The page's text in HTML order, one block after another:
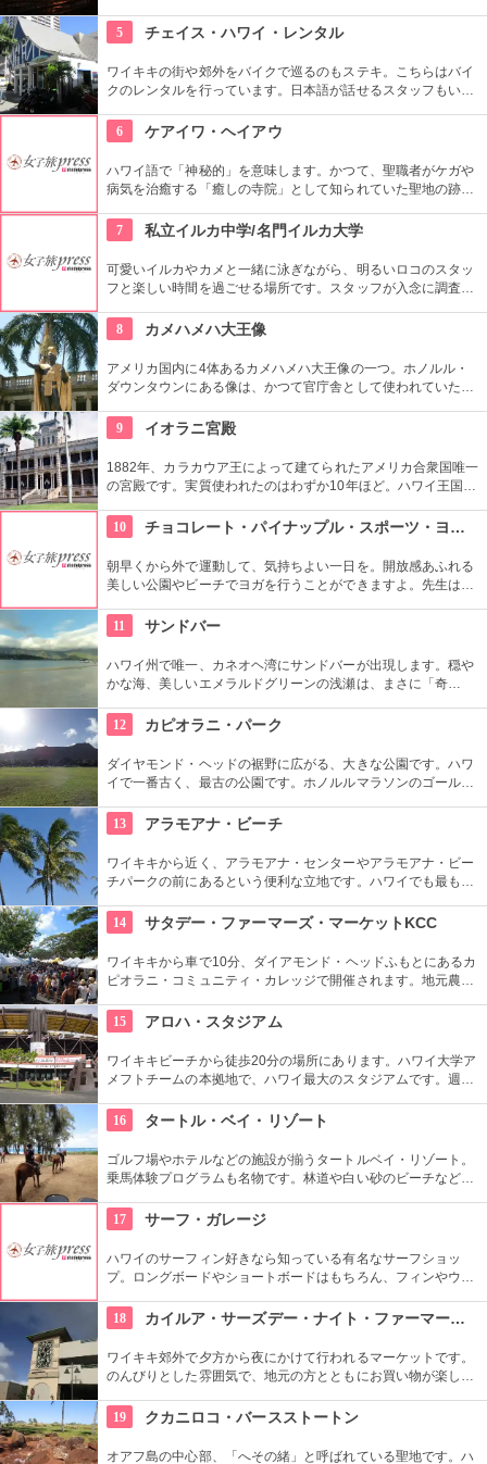
すぐ横には終戦記念プールもあります。
5 チェイス・ハワイ・レンタル
ワイキキの街や郊外をバイクで巡るのもステキ。こちらはバイ
クのレンタルを行っています。日本語が話せるスタッフもいる
のレンタルでも有名ですよ。
6 ケアイワ・ヘイアウ
ハワイ語で「神秘的」を意味します。かつて、聖職者がケガや
病気を治癒する「癒しの寺院」として知られていた聖地の跡地
れ、市民の憩いの場所になっています。
7 私立イルカ中学/名門イルカ大学
可愛いイルカやカメと一緒に泳ぎながら、明るいロコのスタッ
フと楽しい時間を過ごせる場所です。スタッフが入念に調査す
やフラなどの“授業”もあります。“卒業”時の達成感は一緒の思い
出になりそうですね。
8 カメハメハ大王像
アメリカ国内に4体あるカメハメハ大王像の一つ。ホノルル・
ダウンタウンにある像は、かつて官庁舎として使われていた建
がモデルではなく、イケメンだった友人がモデルになったそ
う。
9 イオラニ宮殿
1882年、カラカウア王によって建てられたアメリカ合衆国唯一
の宮殿です。実質使われたのはわずか10年ほど。ハワイ王国滅
を経て一般公開されました。豪華絢爛な調度品は当時の4割程
度の数だとか。
10 チョコレート・パイナップル・スポーツ・ヨガ・スタジオ
朝早くから外で運動して、気持ちよい一日を。開放感あふれる
美しい公園やビーチでヨガを行うことができますよ。先生は日
芝生エリアで無料のヨガレッスンも行っているので、初心者は
コチラもぜひ。
11 サンドバー
ハワイ州で唯一、カネオヘ湾にサンドバーが出現します。穏や
かな海、美しいエメラルドグリーンの浅瀬は、まさに「奇
ーが組まれているので、ぜひ利用してみて。
12 カピオラニ・パーク
ダイヤモンド・ヘッドの裾野に広がる、大きな公園です。ハワ
イで一番古く、最古の公園です。ホノルルマラソンのゴール地
て、クイーン・カピオラニの名前が冠せられました。
13 アラモアナ・ビーチ
ワイキキから近く、アラモアナ・センターやアラモアナ・ビー
チパークの前にあるという便利な立地です。ハワイでも最も美
はバーベキューやピクニックをしている人も見られます。
14 サタデー・ファーマーズ・マーケットKCC
ワイキキから車で10分、ダイアモンド・ヘッドふもとにあるカ
ピオラニ・コミュニティ・カレッジで開催されます。地元農家
食べたくなっちゃいそう。ロコも観光客も多く集まる人気の朝
市なので、売り切れが発生するかも。なるべく早い時間に行っ
てみよう。
15 アロハ・スタジアム
ワイキキビーチから徒歩20分の場所にあります。ハワイ大学ア
メフトチームの本拠地で、ハワイ最大のスタジアムです。週3
います。400以上もの地元のお店が出店し、大盛り上がり。お
宝を見つけてみませんか。
16 タートル・ベイ・リゾート
ゴルフ場やホテルなどの施設が揃うタートルベイ・リゾート。
乗馬体験プログラムも名物です。林道や白い砂のビーチなど、
暮れ時のビーチを巡る乗馬プログラムもあります。
17 サーフ・ガレージ
ハワイのサーフィン好きなら知っている有名なサーフショッ
プ。ロングボードやショートボードはもちろん、フィンやウェ
や保管も行っています。
18 カイルア・サーズデー・ナイト・ファーマーズ・マーケット
ワイキキ郊外で夕方から夜にかけて行われるマーケットです。
のんびりとした雰囲気で、地元の方とともにお買い物が楽しめ
ワイ産のおいしいグルメが勢ぞろい。ちょうど、早めのディナ
ーに利用できそうですね。
19 クカニロコ・バースストートン
オアフ島の中心部、「へその緒」と呼ばれている聖地です。ハ